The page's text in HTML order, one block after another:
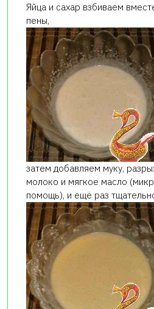
Яйца и сахар взбиваем
пены,
затем добавляем муку,
молоко и мягкое масло
помощь), и ещё раз